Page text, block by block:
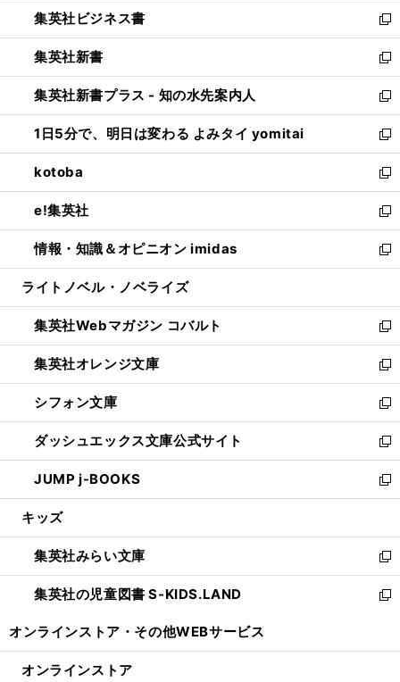
く
で
開
く
ド
ウ
で
開
く
い
ウ
ィ
ン
ド
ウ
で
開
く
集英社ビジネス書
新
し
い
ウ
ィ
ン
ド
ウ
で
開
く
集英社新書
新
し
い
ウ
ィ
ン
ド
ウ
で
開
く
集英社新書プラス - 知の水先案内人
新
し
い
ウ
ィ
ン
ド
ウ
で
開
1日5分で、明日は変わる よみタイ yomitai
新
し
い
ウ
ィ
ン
ド
ウ
開
く
kotoba
新
し
い
ウ
ィ
ン
ウ
で
開
く
e!集英社
新
し
い
ウ
ン
ド
ウ
で
開
く
情報・知識＆オピニオン imidas
新
し
ウ
ィ
ン
ド
ウ
で
開
く
ライトノベル・ノベライズ
集英社Webマガジン コバルト
新
し
い
ウ
ィ
ン
ド
ウ
で
開
集英社オレンジ文庫
新
し
い
ウ
ィ
ン
ド
ウ
開
く
シフォン文庫
新
し
い
ウ
ィ
ン
ウ
で
開
く
ダッシュエックス文庫公式サイト
新
し
い
ウ
ン
ド
ウ
で
JUMP j-BOOKS
新
し
ウ
ィ
ン
ド
開
キッズ
集英社みらい文庫
新
し
い
ン
集英社の児童図書 S-KIDS.LAND
新
ウ
オンラインストア・ その他WEBサービス
オンラインストア